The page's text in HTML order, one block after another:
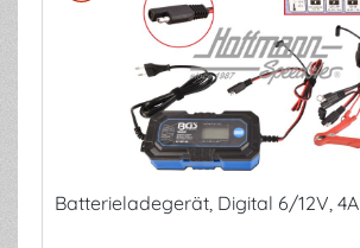
Batterieladegerät, Digital 6/12V, 4A